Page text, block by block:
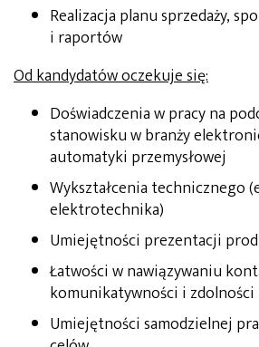
Realizacja planu sprzedaży,
i raportów
Od kandydatów oczekuje się:
Doświadczenia w pracy na
stanowisku w branży
automatyki przemysłowej
Wykształcenia technicznego
elektrotechnika)
Umiejętności prezentacji
Łatwości w nawiązywaniu
komunikatywności i
Umiejętności samodzielnej